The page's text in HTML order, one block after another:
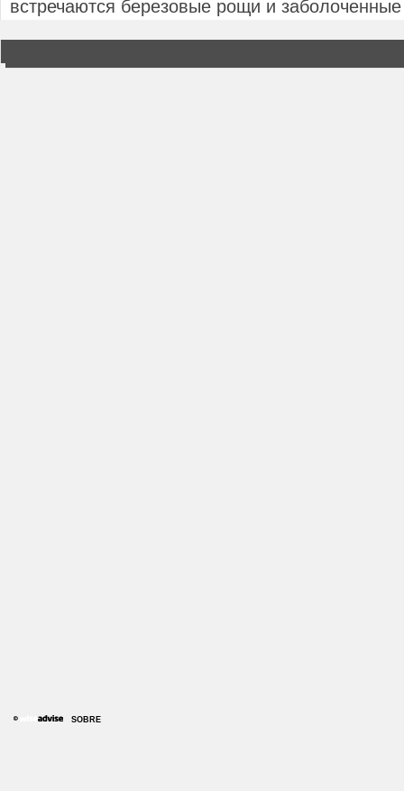
встречаются березовые рощи и заболоченные
SOBRE